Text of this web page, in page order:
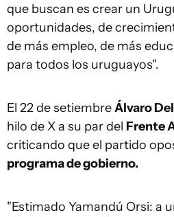
que buscan es crear un
oportunidades, de
de más empleo, de más
para todos los uruguayos".
El 22 de setiembreÁlvaro
hilo de X a su par del Frente
criticando que el partido
programa de gobierno.
"Estimado Yamandú Orsi: a